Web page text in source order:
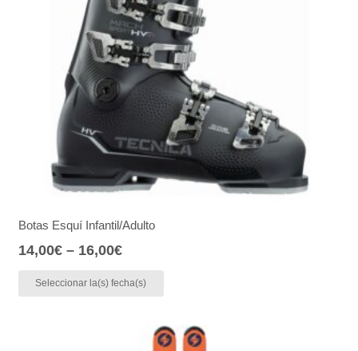
Botas Esquí Infantil/Adulto
14,00€– 16,00€
Seleccionar la(s) fecha(s)